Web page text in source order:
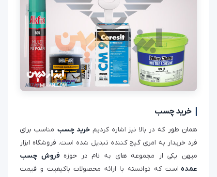
خرید چسب
همان طور که در بالا نیز اشاره کردیم خرید چسب مناسب برای
فرد خریدار به امری گیج کننده تبدیل شده است. فروشگاه ابزار
میهن یکی از مجموعه های به نام در حوزهفروش چسب
عمده است که توانسته با ارائه محصولات باکیفیت و قیمت